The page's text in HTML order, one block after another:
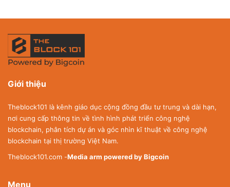
Giới thiệu
Theblock101 là kênh giáo dục cộng đồng đầu tư trung và dài hạn,
nơi cung cấp thông tin về tình hình phát triển công nghệ
blockchain, phân tích dự án và góc nhìn kĩ thuật về công nghệ
blockchain tại thị trường Việt Nam.
Theblock101.com -Media arm powered by Bigcoin
Menu